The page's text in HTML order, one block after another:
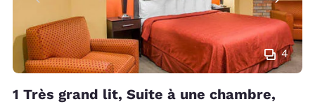
4
1 Très grand lit, Suite à une chambre,